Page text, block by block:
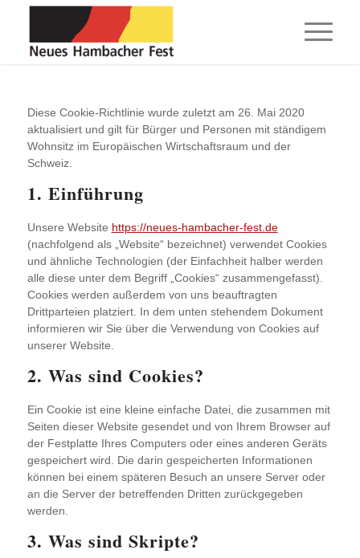
Diese Cookie-Richtlinie wurde zuletzt am 26. Mai 2020
aktualisiert und gilt für Bürger und Personen mit ständigem
Wohnsitz im Europäischen Wirtschaftsraum und der
Schweiz.
1. Einführung
Unsere Website https://neues-hambacher-fest.de
(nachfolgend als „Website“ bezeichnet) verwendet Cookies
und ähnliche Technologien (der Einfachheit halber werden
alle diese unter dem Begriff „Cookies“ zusammengefasst).
Cookies werden außerdem von uns beauftragten
Drittparteien platziert. In dem unten stehendem Dokument
informieren wir Sie über die Verwendung von Cookies auf
unserer Website.
2. Was sind Cookies?
Ein Cookie ist eine kleine einfache Datei, die zusammen mit
Seiten dieser Website gesendet und von Ihrem Browser auf
der Festplatte Ihres Computers oder eines anderen Geräts
gespeichert wird. Die darin gespeicherten Informationen
können bei einem späteren Besuch an unsere Server oder
an die Server der betreffenden Dritten zurückgegeben
werden.
3. Was sind Skripte?